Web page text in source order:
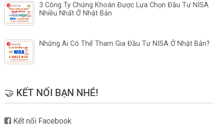
3 Công Ty Chứng Khoán Được Lựa Chọn Đầu Tư NISA
Nhiều Nhất Ở Nhật Bản
Những Ai Có Thể Tham Gia Đầu Tư NISA Ở Nhật Bản?
🤝 KẾT NỐI BẠN NHÉ!
Kết nối Facebook